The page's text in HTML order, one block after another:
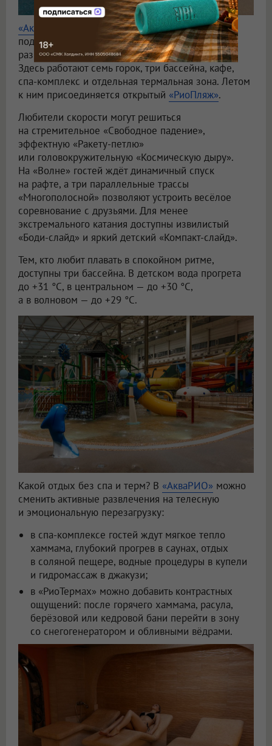
«АкваРИО»
— водный комплекс в Омске, где
под одной крышей объединили активные
развлечения и зоны для размеренного отдыха.
Здесь работают семь горок, три бассейна, кафе,
спа-комплекс и отдельная термальная зона. Летом
к ним присоединяется открытый «РиоПляж».
Любители скорости могут решиться
на стремительное «Свободное падение»,
эффектную «Ракету-петлю»
или головокружительную «Космическую дыру».
На «Волне» гостей ждёт динамичный спуск
на рафте, а три параллельные трассы
«Многополосной» позволяют устроить весёлое
соревнование с друзьями. Для менее
экстремального катания доступны извилистый
«Боди-слайд» и яркий детский «Компакт-слайд».
Тем, кто любит плавать в спокойном ритме,
доступны три бассейна. В детском вода прогрета
до +31 °C, в центральном — до +30 °C,
а в волновом — до +29 °C.
Какой отдых без спа и терм? В «АкваРИО» можно
сменить активные развлечения на телесную
и эмоциональную перезагрузку:
в спа-комплексе гостей ждут мягкое тепло
хаммама, глубокий прогрев в саунах, отдых
в соляной пещере, водные процедуры в купели
и гидромассаж в джакузи;
в «РиоТермах» можно добавить контрастных
ощущений: после горячего хаммама, расула,
берёзовой или кедровой бани перейти в зону
со снегогенератором и обливными вёдрами.